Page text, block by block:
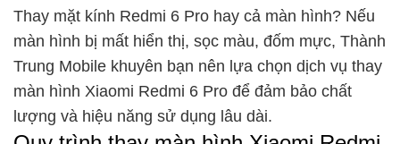
Thay mặt kính Redmi 6 Pro hay cả màn hình? Nếu
màn hình bị mất hiển thị, sọc màu, đốm mực, Thành
Trung Mobile khuyên bạn nên lựa chọn dịch vụ thay
màn hình Xiaomi Redmi 6 Pro để đảm bảo chất
lượng và hiệu năng sử dụng lâu dài.